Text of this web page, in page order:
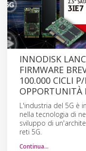
INNODISK
FIRMWARE
100.000 CICLI P/
OPPORTUNITÀ
L'industria del 5G è
nella tecnologia di
sviluppo di
reti 5G.
Continua…